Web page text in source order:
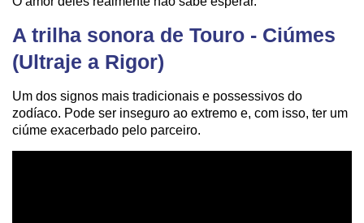
A trilha sonora de Touro - Ciúmes
(Ultraje a Rigor)
Um dos signos mais tradicionais e possessivos do
zodíaco. Pode ser inseguro ao extremo e, com isso, ter um
ciúme exacerbado pelo parceiro.